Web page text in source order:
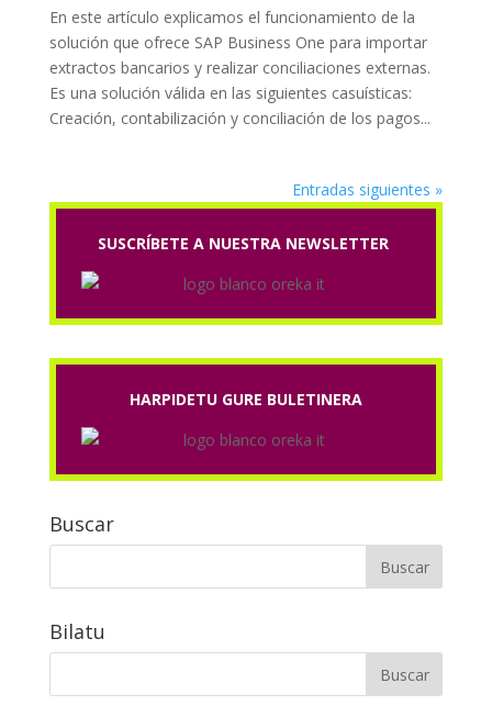
En este artículo explicamos el funcionamiento de la
solución que ofrece SAP Business One para importar
extractos bancarios y realizar conciliaciones externas.
Es una solución válida en las siguientes casuísticas:
Creación, contabilización y conciliación de los pagos...
Entradas siguientes »
SUSCRÍBETE A NUESTRA NEWSLETTER
HARPIDETU GURE BULETINERA
Buscar
Bilatu